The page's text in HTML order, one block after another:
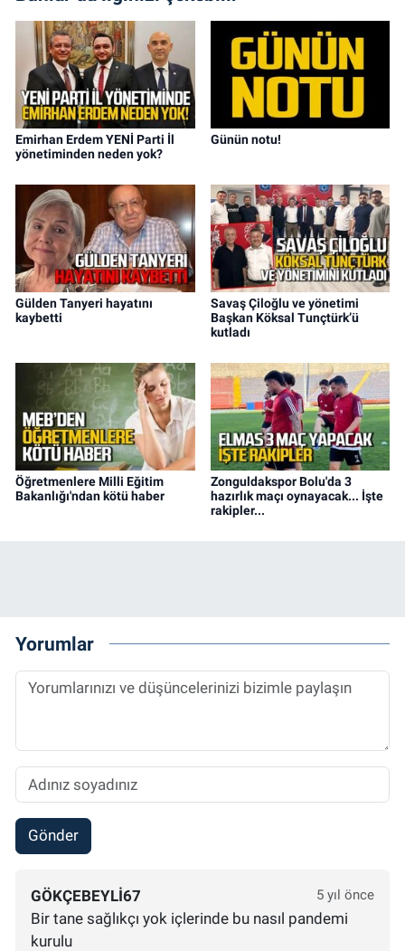
Emirhan Erdem YENİ Parti İl
yönetiminden neden yok?
Günün notu!
Gülden Tanyeri hayatını
kaybetti
Savaş Çiloğlu ve yönetimi
Başkan Köksal Tunçtürk’ü
kutladı
Öğretmenlere Milli Eğitim
Bakanlığı'ndan kötü haber
Zonguldakspor Bolu'da 3
hazırlık maçı oynayacak... İşte
rakipler...
Yorumlar
Gönder
GÖKÇEBEYLI67 5 yıl önce
Bir tane sağlıkçı yok içlerinde bu nasıl pandemi
kurulu